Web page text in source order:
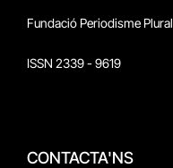
Fundació Periodisme Plural
ISSN 2339 - 9619
CONTACTA'NS